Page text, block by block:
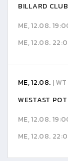
BILLARD
ME, 12.08.
ME, 12.08.
ME, 12.08. |
WESTAST
ME, 12.08.
ME, 12.08.